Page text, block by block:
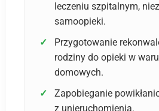
leczeniu szpitalnym,
samoopieki.
Przygotowanie
rodziny do opieki w
domowych.
Zapobieganie
z unieruchomienia.